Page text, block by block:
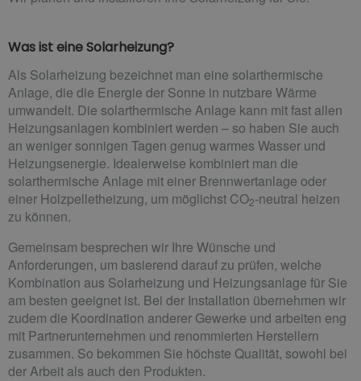
Was ist eine Solarheizung?
Als Solarheizung bezeichnet man eine solarthermische
Anlage, die die Energie der Sonne in nutzbare Wärme
umwandelt. Die solarthermische Anlage kann mit fast allen
Heizungsanlagen kombiniert werden – so haben Sie auch
an weniger sonnigen Tagen genug warmes Wasser und
Heizungsenergie. Idealerweise kombiniert man die
solarthermische Anlage mit einer Brennwertanlage oder
einer Holzpelletheizung, um möglichst CO2-neutral heizen
zu können.
Gemeinsam besprechen wir Ihre Wünsche und
Anforderungen, um basierend darauf zu prüfen, welche
Kombination aus Solarheizung und Heizungsanlage für Sie
am besten geeignet ist. Bei der Installation übernehmen wir
zudem die Koordination anderer Gewerke und arbeiten eng
mit Partnerunternehmen und renommierten Herstellern
zusammen. So bekommen Sie höchste Qualität, sowohl bei
der Arbeit als auch den Produkten.